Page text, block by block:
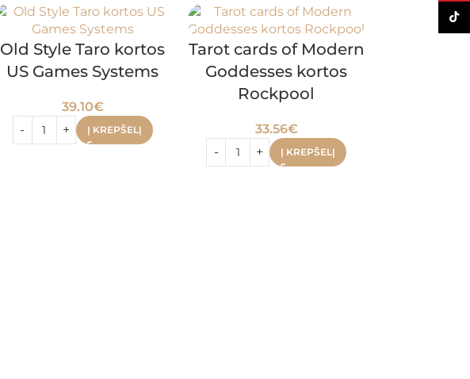
Old Style Taro kortos
US Games Systems
39.10€
Į KREPŠELĮ
Tarot cards of Modern
Goddesses kortos
Rockpool
33.56€
Į KREPŠELĮ